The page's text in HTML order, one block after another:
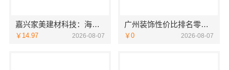
嘉兴家美建材科技：海宁二手房装潢施工专业靠谱
￥14.97 2026-08-07
广州装饰性价比排名零增项承诺，广东鼎饰空间装饰工程有限公司
￥0 2026-08-07